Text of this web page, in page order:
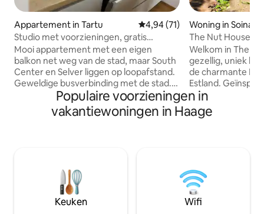
Appartement in Tartu Gemiddelde beoordeling van
4,94 (71)
Studio met voorzieningen, gratis
parkeergelegenheid
Mooi appartement met een eigen
balkon net weg van de stad, maar South
Center en Selver liggen op loopafstand.
Geweldige busverbinding met de stad.
Dicht bij het appartement is een klein
houten blok waar je ook kunt genieten
en wandelen van een beetje van de
restaurants is zeer dichtbij (ca. 10-15
minuten lopen). Ook klein bos, waar het
erg mooi is om een kleine wandeling te
maken en te genieten van een beetje
Woning in
The Nut House -
in Tartu!
Welkom in The
gezellig, uniek
de charmante
Estland.
schoonheid van
vreugde van
kleine
kruipt met een
slechts enkele
The Nut House is
grote
Populaire voorzieningen in
vakantiewoningen in Haage
Keuken Wifi